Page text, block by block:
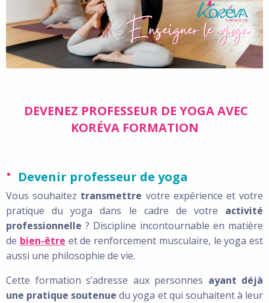
DEVENEZ PROFESSEUR DE YOGA AVEC
KORÉVA FORMATION
Devenir professeur de yoga
Vous souhaitez transmettre votre expérience et votre
pratique du yoga dans le cadre de votre activité
professionnelle ? Discipline incontournable en matière
de bien-être et de renforcement musculaire, le yoga est
aussi une philosophie de vie.
Cette formation s’adresse aux personnes ayant déjà
une pratique soutenue du yoga et qui souhaitent à leur